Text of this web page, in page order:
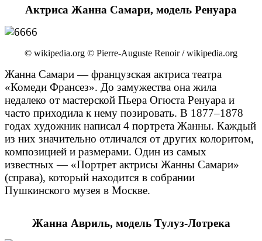
Актриса Жанна Самари, модель Ренуара
© wikipedia.org © Pierre-Auguste Renoir / wikipedia.org
Жанна Самари — французская актриса театра
«Комеди Франсез». До замужества она жила
недалеко от мастерской Пьера Огюста Ренуара и
часто приходила к нему позировать. В 1877–1878
годах художник написал 4 портрета Жанны. Каждый
из них значительно отличался от других колоритом,
композицией и размерами. Один из самых
известных — «Портрет актрисы Жанны Самари»
(справа), который находится в собрании
Пушкинского музея в Москве.
Жанна Авриль, модель Тулуз-Лотрека